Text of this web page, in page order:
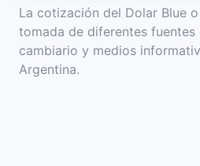
La cotización del Dolar Blue
tomada de diferentes fuentes
cambiario y medios
Argentina.